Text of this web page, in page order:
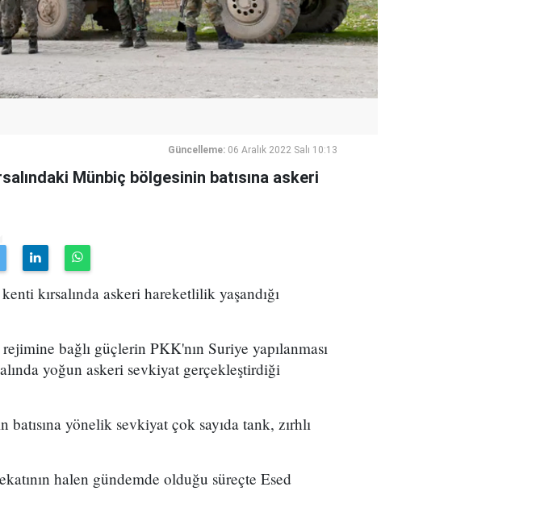
Güncelleme: 06 Aralık 2022 Salı 10:13
Münbiç bölgesinin batısına askeri
kırsalında askeri hareketlilik yaşandığı
bağlı güçlerin PKK'nın Suriye yapılanması
yoğun askeri sevkiyat gerçekleştirdiği
yönelik sevkiyat çok sayıda tank, zırhlı
halen gündemde olduğu süreçte Esed